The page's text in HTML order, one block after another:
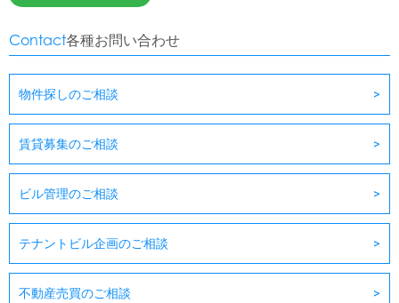
Contact各種お問い合わせ
物件探しのご相談
賃貸募集のご相談
ビル管理のご相談
テナントビル企画のご相談
不動産売買のご相談